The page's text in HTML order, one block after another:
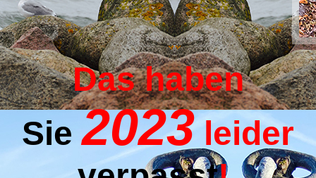
Das haben
Sie 2023leider